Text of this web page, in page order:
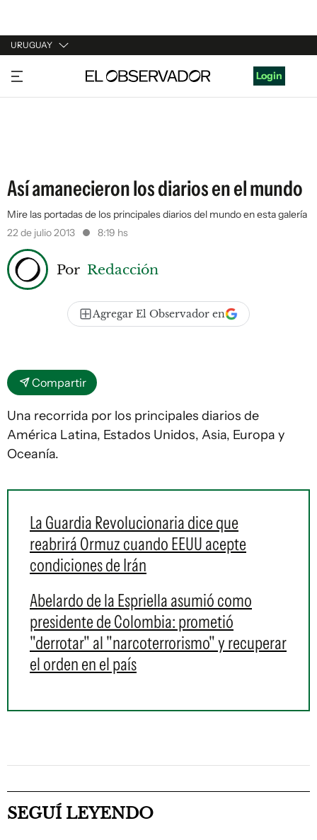
URUGUAY
URUGUAY
ARGENTINA
Login
Así amanecieron los diarios en el mundo
Mire las portadas de los principales diarios del mundo en esta galería
22 de julio 2013
8:19 hs
Por Redacción
Agregar El Observador en
Compartir
Una recorrida por los principales diarios de
América Latina, Estados Unidos, Asia, Europa y
Oceanía.
La Guardia Revolucionaria dice que
reabrirá Ormuz cuando EEUU acepte
condiciones de Irán
Abelardo de la Espriella asumió como
presidente de Colombia: prometió
"derrotar" al "narcoterrorismo" y recuperar
el orden en el país
SEGUÍ LEYENDO